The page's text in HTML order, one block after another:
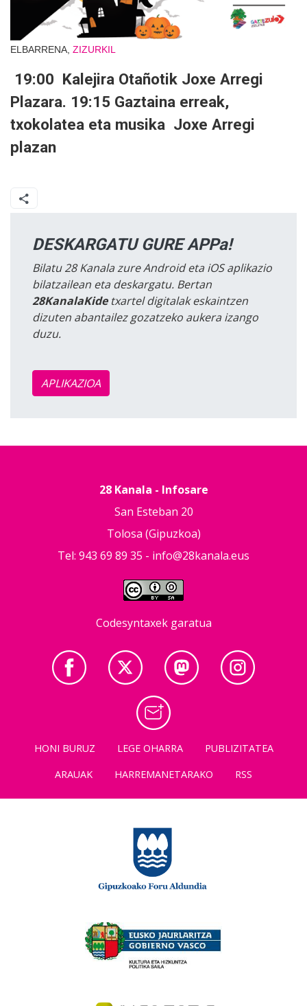
ELBARRENA, ZIZURKIL
19:00 Kalejira Otañotik Joxe Arregi
Plazara. 19:15 Gaztaina erreak,
txokolatea eta musika Joxe Arregi
plazan
DESKARGATU GURE APPa!
Bilatu 28 Kanala zure Android eta iOS aplikazio
bilatzailean eta deskargatu. Bertan
28KanalaKidetxartel digitalak eskaintzen
dizuten abantailez gozatzeko aukera izango
duzu.
APLIKAZIOA
28 Kanala - Infosare
San Esteban 20
Tolosa (Gipuzkoa)
Tel: 943 69 89 35 - info@28kanala.eus
Codesyntaxek garatua
HONI BURUZ LEGE OHARRA
PUBLIZITATEA
ARAUAK
HARREMANETARAKO RSS